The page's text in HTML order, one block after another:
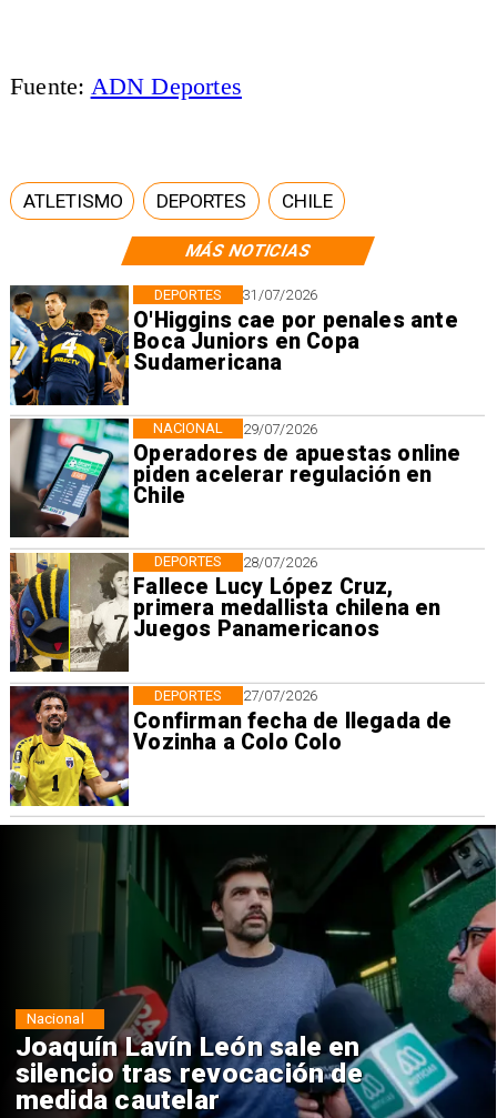
MÁS NOTICIAS
31/07/2026
O'Higgins cae por penales ante
Boca Juniors en Copa
Sudamericana
DEPORTES
29/07/2026
Operadores de apuestas online
piden acelerar regulación en
Chile
NACIONAL
28/07/2026
Fallece Lucy López Cruz,
primera medallista chilena en
Juegos Panamericanos
DEPORTES
27/07/2026
Confirman fecha de llegada de
Vozinha a Colo Colo
DEPORTES
Fuente: ADN Deportes
ATLETISMO DEPORTES CHILE
Chile y Venezuela formalizan
reinicio de relaciones
consulares
Nacional